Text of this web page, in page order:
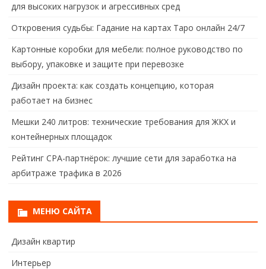
для высоких нагрузок и агрессивных сред
Откровения судьбы: Гадание на картах Таро онлайн 24/7
Картонные коробки для мебели: полное руководство по
выбору, упаковке и защите при перевозке
Дизайн проекта: как создать концепцию, которая
работает на бизнес
Мешки 240 литров: технические требования для ЖКХ и
контейнерных площадок
Рейтинг CPA-партнёрок: лучшие сети для заработка на
арбитраже трафика в 2026
МЕНЮ САЙТА
Дизайн квартир
Интерьер